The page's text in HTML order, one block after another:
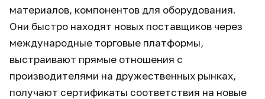
материалов, компонентов для оборудования.
Они быстро находят новых поставщиков через
международные торговые платформы,
выстраивают прямые отношения с
производителями на дружественных рынках,
получают сертификаты соответствия на новые